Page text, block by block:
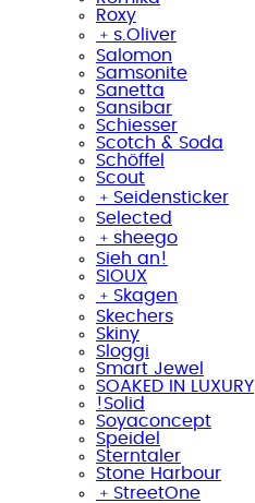
Roxy
﹢ s.Oliver
Salomon
Samsonite
Sanetta
Sansibar
Schiesser
Scotch & Soda
Schöffel
Scout
﹢ Seidensticker
Selected
﹢ sheego
Sieh an!
SIOUX
﹢ Skagen
Skechers
Skiny
Sloggi
Smart Jewel
SOAKED IN LUXURY
!Solid
Soyaconcept
Speidel
Sterntaler
Stone Harbour
﹢ StreetOne